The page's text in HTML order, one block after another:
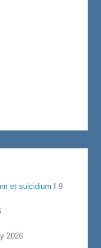
et suicidium ! 9
2026